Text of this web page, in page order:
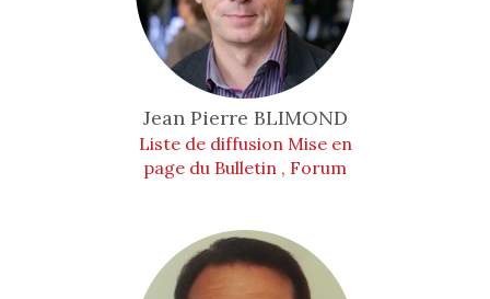
Jean Pierre BLIMOND
Liste de diffusion Mise en
page du Bulletin , Forum